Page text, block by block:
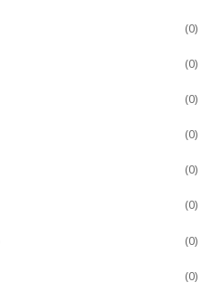
(0)
(0)
(0)
(0)
(0)
(0)
(0)
(0)